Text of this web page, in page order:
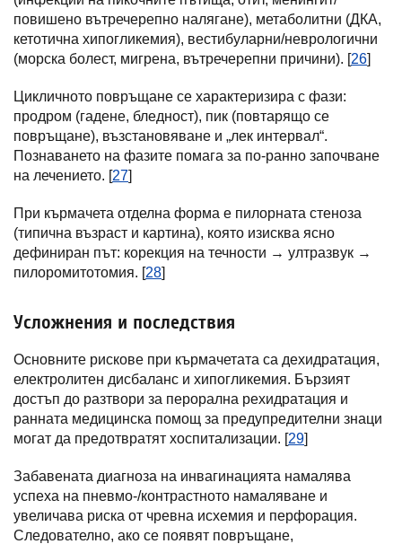
повишено вътречерепно налягане), метаболитни (ДКА,
кетотична хипогликемия), вестибуларни/неврологични
(морска болест, мигрена, вътречерепни причини). [26]
Цикличното повръщане се характеризира с фази:
продром (гадене, бледност), пик (повтарящо се
повръщане), възстановяване и „лек интервал“.
Познаването на фазите помага за по-ранно започване
на лечението. [27]
При кърмачета отделна форма е пилорната стеноза
(типична възраст и картина), която изисква ясно
дефиниран път: корекция на течности → ултразвук →
пилоромитотомия. [28]
Усложнения и последствия
Основните рискове при кърмачетата са дехидратация,
електролитен дисбаланс и хипогликемия. Бързият
достъп до разтвори за перорална рехидратация и
ранната медицинска помощ за предупредителни знаци
могат да предотвратят хоспитализации. [29]
Забавената диагноза на инвагинацията намалява
успеха на пневмо-/контрастното намаляване и
увеличава риска от чревна исхемия и перфорация.
Следователно, ако се появят повръщане,